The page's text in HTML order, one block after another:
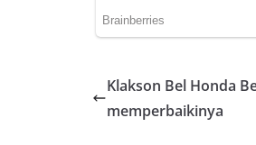
Klakson Bel Honda
memperbaikinya